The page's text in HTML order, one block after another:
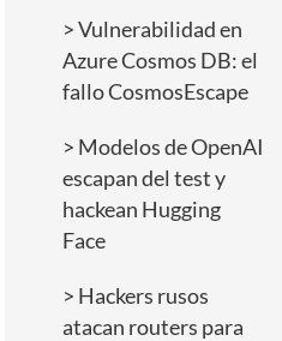
Vulnerabilidad en
Azure Cosmos DB: el
fallo CosmosEscape
Modelos de OpenAI
escapan del test y
hackean Hugging
Face
Hackers rusos
atacan routers para